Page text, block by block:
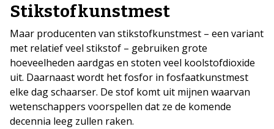
Stikstofkunstmest
Maar producenten van stikstofkunstmest – een variant
met relatief veel stikstof – gebruiken grote
hoeveelheden aardgas en stoten veel koolstofdioxide
uit. Daarnaast wordt het fosfor in fosfaatkunstmest
elke dag schaarser. De stof komt uit mijnen waarvan
wetenschappers voorspellen dat ze de komende
decennia leeg zullen raken.